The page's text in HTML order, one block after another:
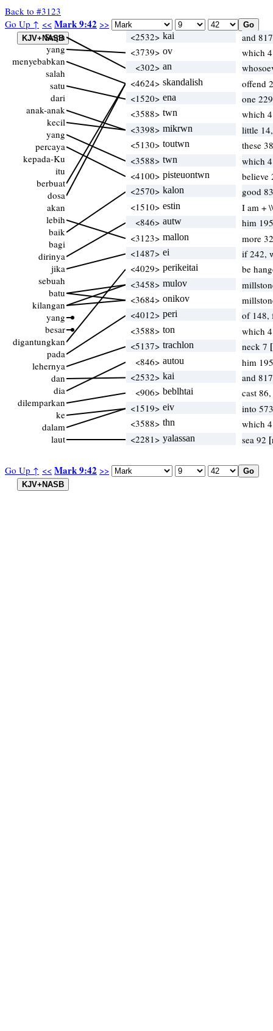
Back to #3123
Go Up ↑ << Mark 9:42 >>
Go Up ↑ << Mark 9:42 >>
Siapa
yang
menyebabkan
salah
satu
dari
anak-anak
kecil
yang
percaya
kepada-Ku
itu
berbuat
dosa
akan
lebih
baik
bagi
dirinya
jika
sebuah
batu
kilangan
yang
besar
digantungkan
pada
lehernya
dan
dia
dilemparkan
ke
dalam
laut
<2532> kai
and
<3739> ov
which
<302> an
<4624> skandalish
offend
<1520> ena
one
<3588> twn
which
<3398> mikrwn
little
<5130> toutwn
these
<3588> twn
which
<4100> pisteuontwn
believe
<2570> kalon
good
<1510> estin
I am +
<846> autw
him
<3123> mallon
more
<1487> ei
if 242,
<4029> perikeitai
be
<3458> mulov
<3684> onikov
<4012> peri
of 148,
<3588> ton
which
<5137> trachlon neck 7
<846> autou
him
<2532> kai
and
<906> beblhtai
cast
<1519> eiv
into
<3588> thn
which
<2281> yalassan sea 92